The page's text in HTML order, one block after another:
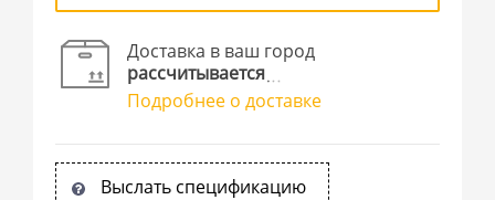
Доставка в ваш город
рассчитывается
Подробнее о доставке
Выслать спецификацию